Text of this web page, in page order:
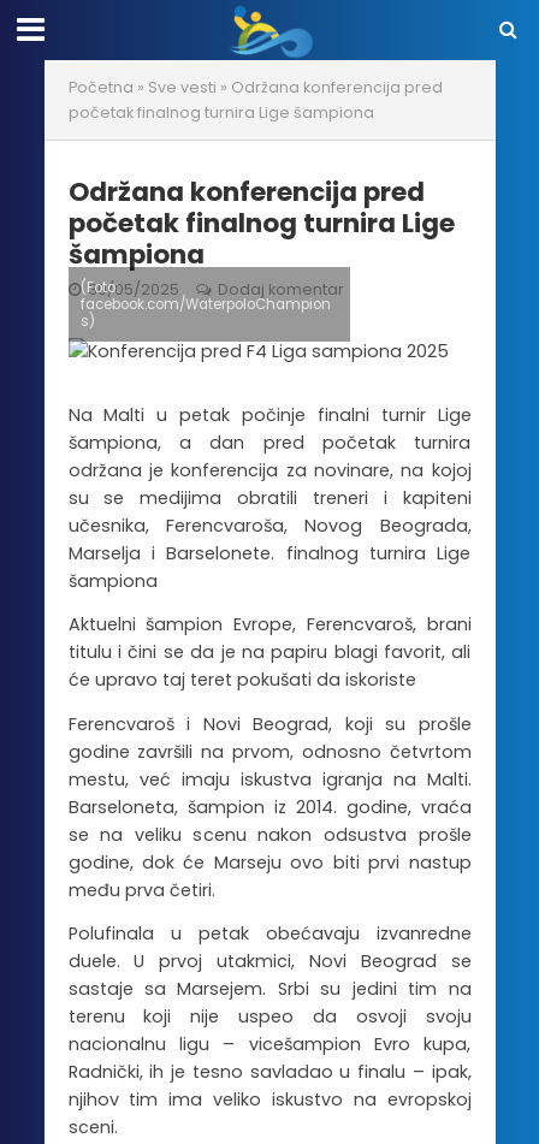
Početna » Sve vesti » Održana konferencija pred
početak finalnog turnira Lige šampiona
Održana konferencija pred
početak finalnog turnira Lige
šampiona
30/05/2025 Dodaj komentar
(Foto:
facebook.com/WaterpoloChampion
s)
Na Malti u petak počinje finalni turnir Lige
šampiona, a dan pred početak turnira
održana je konferencija za novinare, na kojoj
su se medijima obratili treneri i kapiteni
učesnika, Ferencvaroša, Novog Beograda,
Marselja i Barselonete. finalnog turnira Lige
šampiona
Aktuelni šampion Evrope, Ferencvaroš, brani
titulu i čini se da je na papiru blagi favorit, ali
će upravo taj teret pokušati da iskoriste
Ferencvaroš i Novi Beograd, koji su prošle
godine završili na prvom, odnosno četvrtom
mestu, već imaju iskustva igranja na Malti.
Barseloneta, šampion iz 2014. godine, vraća
se na veliku scenu nakon odsustva prošle
godine, dok će Marseju ovo biti prvi nastup
među prva četiri.
Polufinala u petak obećavaju izvanredne
duele. U prvoj utakmici, Novi Beograd se
sastaje sa Marsejem. Srbi su jedini tim na
terenu koji nije uspeo da osvoji svoju
nacionalnu ligu – vicešampion Evro kupa,
Radnički, ih je tesno savladao u finalu – ipak,
njihov tim ima veliko iskustvo na evropskoj
sceni.